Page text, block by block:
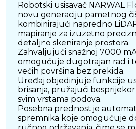
Robotski usisavač NARWAL
novu generaciju pametnog
kombinirajući napredno
mapiranje za izuzetno
detaljno skeniranje prostora.
Zahvaljujući snažnoj 7000
omogućuje dugotrajan rad i
većih površina bez prekida.
Uređaj objedinjuje funkcije
brisanja, pružajući
svim vrstama podova.
Posebna prednost je
spremnika koje omogućuje